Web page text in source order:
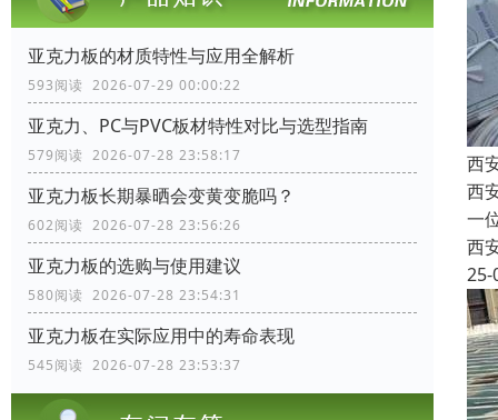
亚克力板的材质特性与应用全解析
593阅读 2026-07-29 00:00:22
亚克力、PC与PVC板材特性对比与选型指南
579阅读 2026-07-28 23:58:17
亚克力板长期暴晒会变黄变脆吗？
602阅读 2026-07-28 23:56:26
亚克力板的选购与使用建议
580阅读 2026-07-28 23:54:31
亚克力板在实际应用中的寿命表现
545阅读 2026-07-28 23:53:37
西
西
一
西
25-